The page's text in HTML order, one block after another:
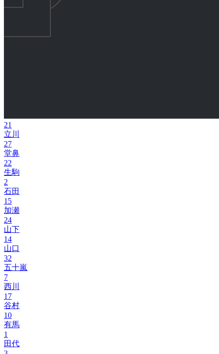
21
立川
27
堂鼻
22
生駒
2
石田
15
加瀬
24
山下
14
山口
32
五十嵐
7
西川
17
谷村
10
有馬
1
田代